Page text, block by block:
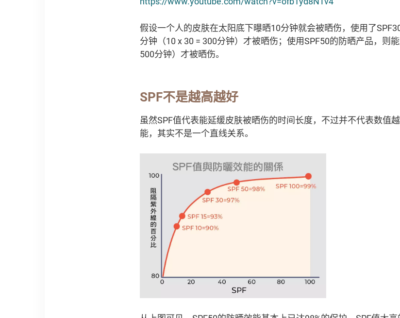
假设一个人的皮肤在太阳底下曝晒10分钟就会被晒伤，使用了
分钟（10 x 30 = 300分钟）才被晒伤；使用SPF50的防晒产品，则
500分钟）才被晒伤。
SPF不是越高越好
虽然SPF值代表能延缓皮肤被晒伤的时间长度，不过并不代表数值
能，其实不是一个直线关系。